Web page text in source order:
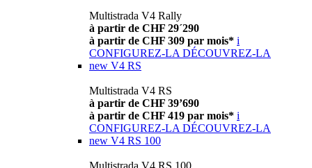
Multistrada V4 Rally
à partir de CHF 29´290
à partir de CHF 309 par mois* i
CONFIGUREZ-LA DÉCOUVREZ-LA
new V4 RS
Multistrada V4 RS
à partir de CHF 39’690
à partir de CHF 419 par mois* i
CONFIGUREZ-LA DÉCOUVREZ-LA
new V4 RS 100
Multistrada V4 RS 100